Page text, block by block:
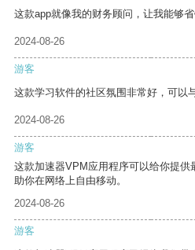
这款app就像我的财务顾问，让我能够省
2024-08-26
游客
这款学习软件的社区氛围非常好，可以
2024-08-26
游客
这款加速器VPM应用程序可以给你提
助你在网络上自由移动。
2024-08-26
游客